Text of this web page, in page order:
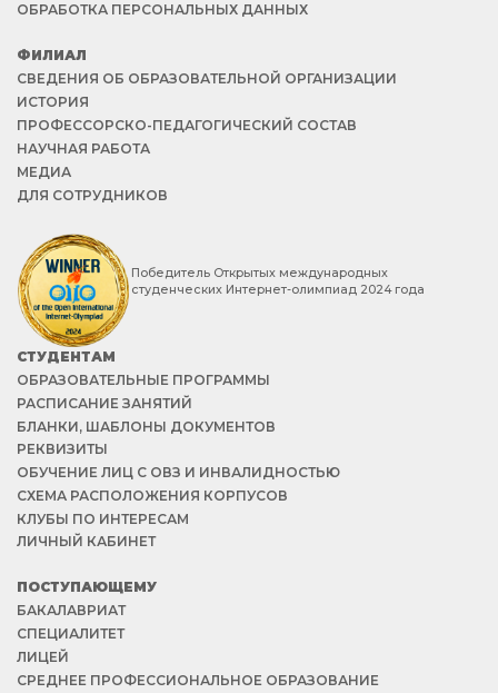
ОБРАБОТКА ПЕРСОНАЛЬНЫХ ДАННЫХ
ФИЛИАЛ
СВЕДЕНИЯ ОБ ОБРАЗОВАТЕЛЬНОЙ ОРГАНИЗАЦИИ
ИСТОРИЯ
ПРОФЕССОРСКО-ПЕДАГОГИЧЕСКИЙ СОСТАВ
НАУЧНАЯ РАБОТА
МЕДИА
ДЛЯ СОТРУДНИКОВ
Победитель Открытых международных
студенческих Интернет-олимпиад 2024 года
СТУДЕНТАМ
ОБРАЗОВАТЕЛЬНЫЕ ПРОГРАММЫ
РАСПИСАНИЕ ЗАНЯТИЙ
БЛАНКИ, ШАБЛОНЫ ДОКУМЕНТОВ
РЕКВИЗИТЫ
ОБУЧЕНИЕ ЛИЦ С ОВЗ И ИНВАЛИДНОСТЬЮ
СХЕМА РАСПОЛОЖЕНИЯ КОРПУСОВ
КЛУБЫ ПО ИНТЕРЕСАМ
ЛИЧНЫЙ КАБИНЕТ
ПОСТУПАЮЩЕМУ
БАКАЛАВРИАТ
СПЕЦИАЛИТЕТ
ЛИЦЕЙ
СРЕДНЕЕ ПРОФЕССИОНАЛЬНОЕ ОБРАЗОВАНИЕ